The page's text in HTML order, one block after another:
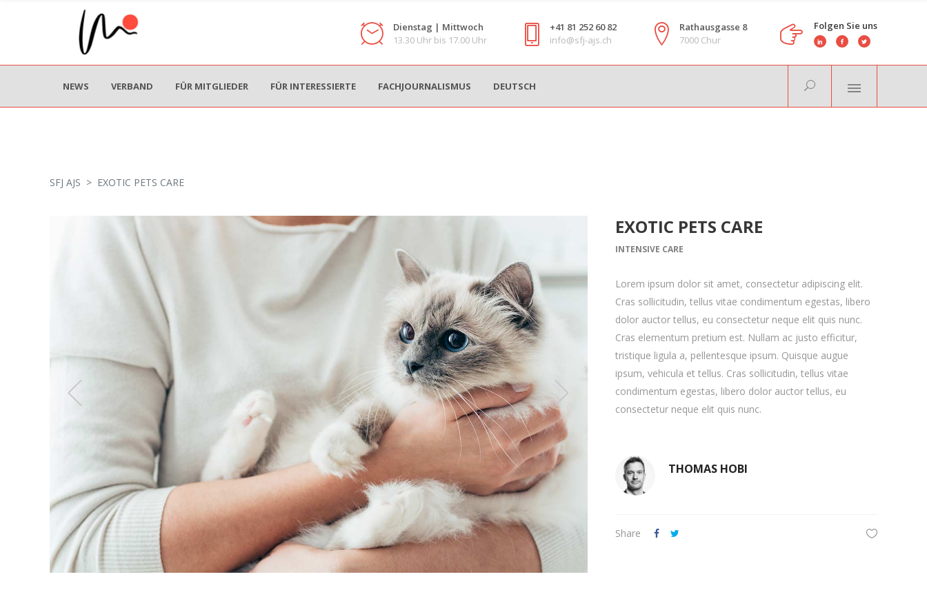
Dienstag | Mittwoch
13.30 Uhr bis 17.00 Uhr
+41 81 252 60 82
info@sfj-ajs.ch
Rathausgasse 8
7000 Chur
Folgen Sie uns
NEWS VERBAND FÜR MITGLIEDER FÜR INTERESSIERTE FACHJOURNALISMUS DEUTSCH
SFJ AJS > EXOTIC PETS CARE
EXOTIC PETS CARE
INTENSIVE CARE
Lorem ipsum dolor sit amet, consectetur adipiscing elit.
Cras sollicitudin, tellus vitae condimentum egestas, libero
dolor auctor tellus, eu consectetur neque elit quis nunc.
Cras elementum pretium est. Nullam ac justo efficitur,
tristique ligula a, pellentesque ipsum. Quisque augue
ipsum, vehicula et tellus. Cras sollicitudin, tellus vitae
condimentum egestas, libero dolor auctor tellus, eu
consectetur neque elit quis nunc.
THOMAS HOBI
Share